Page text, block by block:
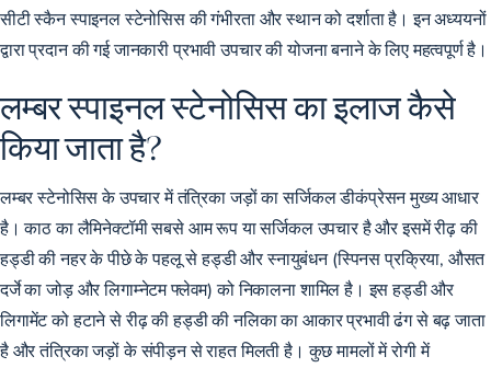
सीटी स्कैन स्पाइनल स्टेनोसिस की गंभीरता और स्थान को दर्शाता है। इन अध्ययनों
द्वारा प्रदान की गई जानकारी प्रभावी उपचार की योजना बनाने के लिए महत्वपूर्ण है।
लम्बर स्पाइनल स्टेनोसिस का इलाज कैसे
किया जाता है?
लम्बर स्टेनोसिस के उपचार में तंत्रिका जड़ों का सर्जिकल डीकंप्रेसन मुख्य आधार
है। काठ का लैमिनेक्टॉमी सबसे आम रूप या सर्जिकल उपचार है और इसमें रीढ़ की
हड्डी की नहर के पीछे के पहलू से हड्डी और स्नायुबंधन (स्पिनस प्रक्रिया, औसत
दर्जे का जोड़ और लिगाम्नेटम फ्लेवम) को निकालना शामिल है। इस हड्डी और
लिगामेंट को हटाने से रीढ़ की हड्डी की नलिका का आकार प्रभावी ढंग से बढ़ जाता
है और तंत्रिका जड़ों के संपीड़न से राहत मिलती है। कुछ मामलों में रोगी में